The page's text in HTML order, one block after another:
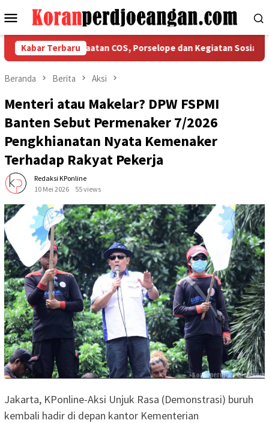
ke
Menu
Mobile
Kabar Terbaru
Ketaatan COS, Porselope dan Kegiatan Sosial
Beranda Berita Aksi
Menteri atau Makelar? DPW FSPMI
Banten Sebut Permenaker 7/2026
Pengkhianatan Nyata Kemenaker
Terhadap Rakyat Pekerja
Redaksi KPonline
10 Mei 2026
55 views
Jakarta, KPonline-Aksi Unjuk Rasa (Demonstrasi) buruh
kembali hadir di depan kantor Kementerian